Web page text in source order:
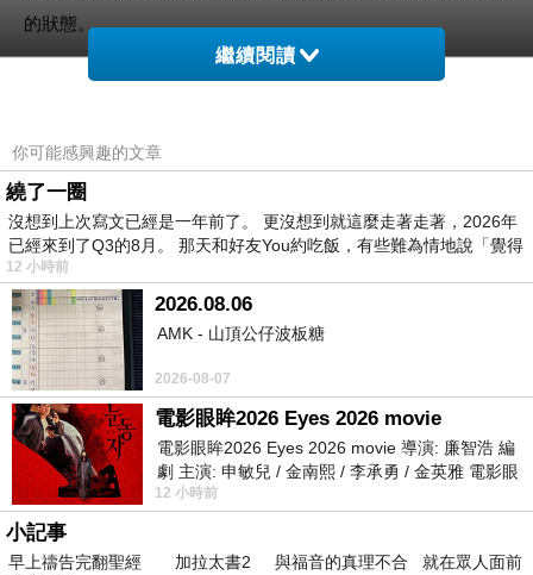
的狀態。
既然是老客人了，我就拿了另一尊空空道人讓小朋友玩。
爸爸說：「太好了，他上次玩那個藍色的俠客（指隨風飄）舉
了一個多小時，一直說要再來，你們這裡真的是全台灣唯一可
以免費讓民眾玩這麼貴的電視偶的地方。」
小孩今年大班，九月就要升上國小一年級，能這麼喜歡布袋
戲，實在是太好了。
繼續閱讀
你可能感興趣的文章
繞了一圈
沒想到上次寫文已經是一年前了。 更沒想到就這麼走著走著，2026年
已經來到了Q3的8月。 那天和好友You約吃飯，有些難為情地說「覺得
12 小時前
2026.08.06
AMK - 山頂公仔波板糖
2026-08-07
電影眼眸2026 Eyes 2026 movie
電影眼眸2026 Eyes 2026 movie 導演: 廉智浩 編
劇 主演: 申敏兒 / 金南熙 / 李承勇 / 金英雅 電影眼
眸2026描述攝影師徐珍因遺
12 小時前
小記事
早上禱告完翻聖經 加拉太書2 與福音的真理不合 就在眾人面前